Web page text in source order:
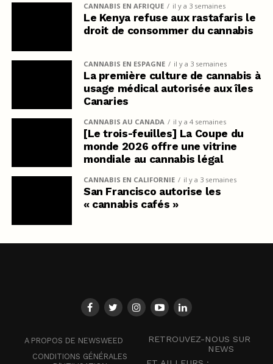
CANNABIS EN AFRIQUE il y a 3 semaines
Le Kenya refuse aux rastafaris le
droit de consommer du cannabis
CANNABIS EN ESPAGNE il y a 3 semaines
La première culture de cannabis à
usage médical autorisée aux îles
Canaries
CANNABIS AU CANADA il y a 4 semaines
[Le trois-feuilles] La Coupe du
monde 2026 offre une vitrine
mondiale au cannabis légal
CANNABIS EN CALIFORNIE il y a 3 semaines
San Francisco autorise les
« cannabis cafés »
A PROPOS DE NEWSWEED
CONDITIONS GÉNÉRALES
RETROUVEZ-NOUS SUR
NEWS